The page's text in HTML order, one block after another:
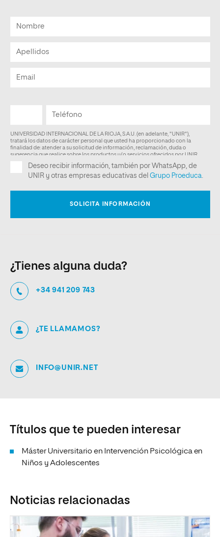
¿Tienes alguna duda?
+34 941 209 743
¿TE LLAMAMOS?
INFO@UNIR.NET
Títulos que te pueden interesar
Máster Universitario en Intervención Psicológica en
Niños y Adolescentes
Noticias relacionadas